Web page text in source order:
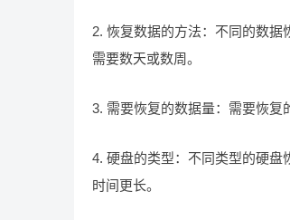
2. 恢复数据的方法：不同的数
需要数天或数周。
3. 需要恢复的数据量：需要恢复
4. 硬盘的类型：不同类型的硬盘
时间更长。